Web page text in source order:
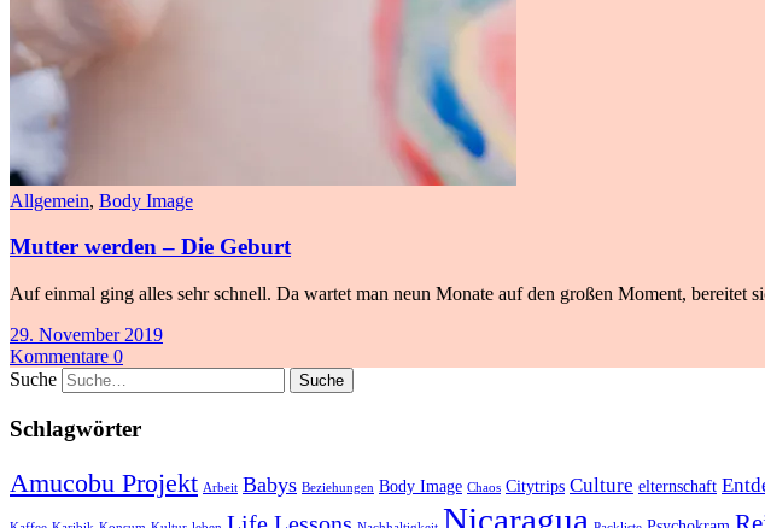
Allgemein, Body Image
Mutter werden – Die Geburt
Auf einmal ging alles sehr schnell. Da wartet man neun Monate auf den großen Moment,
29. November 2019
Kommentare 0
Suche
Schlagwörter
Amucobu Projekt Arbeit Babys Beziehungen Body Image Chaos Citytrips Culture elternschaft
Nicaragua